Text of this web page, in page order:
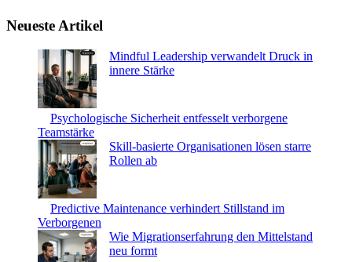
Neueste Artikel
Mindful Leadership verwandelt Druck in
innere Stärke
Psychologische Sicherheit entfesselt verborgene
Teamstärke
Skill-basierte Organisationen lösen starre
Rollen ab
Predictive Maintenance verhindert Stillstand im
Verborgenen
Wie Migrationserfahrung den Mittelstand
neu formt